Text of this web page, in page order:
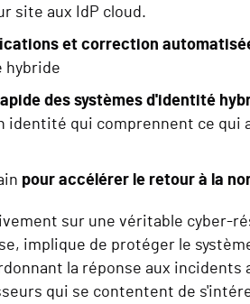
site aux IdP cloud.
et correction
hybride
des systèmes d'identité
identité qui comprennent ce qui
pour accélérer le retour à la
sur une véritable cyber-
implique de protéger le
la réponse aux incidents
qui se contentent de